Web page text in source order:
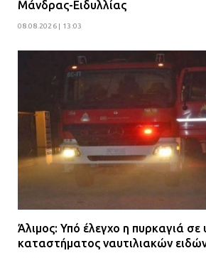
Μάνδρας-Ειδυλλίας
08.08.2026 | 13:03
Άλιμος: Υπό έλεγχο η πυρκαγιά σε
καταστήματος ναυτιλιακών